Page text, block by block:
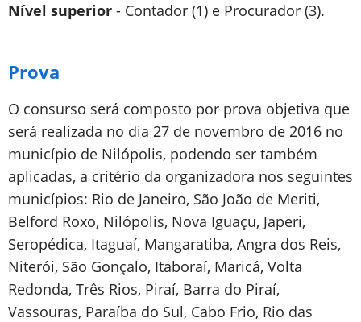
Nível superior - Contador (1) e Procurador (3).
Prova
O consurso será composto por prova objetiva que
será realizada no dia 27 de novembro de 2016 no
município de Nilópolis, podendo ser também
aplicadas, a critério da organizadora nos seguintes
municípios: Rio de Janeiro, São João de Meriti,
Belford Roxo, Nilópolis, Nova Iguaçu, Japeri,
Seropédica, Itaguaí, Mangaratiba, Angra dos Reis,
Niterói, São Gonçalo, Itaboraí, Maricá, Volta
Redonda, Três Rios, Piraí, Barra do Piraí,
Vassouras, Paraíba do Sul, Cabo Frio, Rio das